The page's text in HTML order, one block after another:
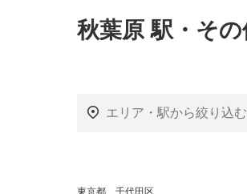
秋葉原 駅・そ
東京都 千代田区